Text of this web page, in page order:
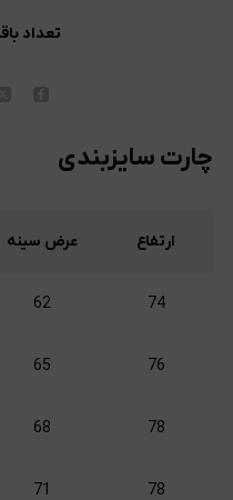
تعداد
چارت سایزبندی
ارتفاع عرض سینه
74
62
76
65
78
68
78
71